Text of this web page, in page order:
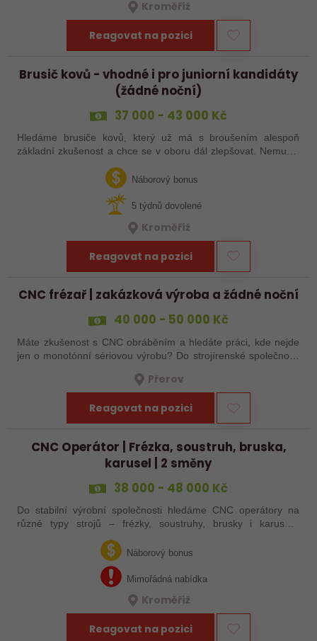
Kroměříž
Reagovat na pozici
Brusič kovů - vhodné i pro juniorní kandidáty
(žádné noční)
37 000 - 43 000 Kč
Hledáme brusiče kovů, který už má s broušením alespoň
základní zkušenost a chce se v oboru dál zlepšovat. Nemusíš
abys už někdy pracoval…Náborový bonus
5 týdnů dovolené
Kroměříž
Reagovat na pozici
CNC frézař | zakázková výroba a žádné noční
40 000 - 50 000 Kč
Máte zkušenost s CNC obráběním a hledáte práci, kde nejde
jen o monotónní sériovou výrobu? Do strojírenské společnosti
Přerov
Reagovat na pozici
CNC Operátor | Frézka, soustruh, bruska,
karusel | 2 směny
38 000 - 48 000 Kč
Do stabilní výrobní společnosti hledáme CNC operátory na
různé typy strojů – frézky, soustruhy, brusky i karusely.
Uplatnění u nás najdou zkušení obráběči i absolventi
technických oborů, kteří se…Náborový bonus
Mimořádná nabídka
Kroměříž
Reagovat na pozici